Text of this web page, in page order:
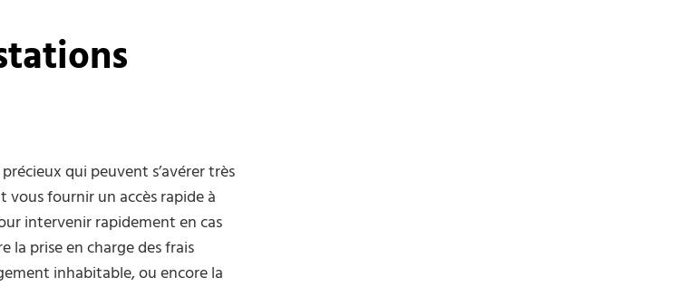
qui peuvent s’avérer très
vous fournir un accès rapide à
intervenir rapidement en cas
la prise en charge des frais
inhabitable, ou encore la